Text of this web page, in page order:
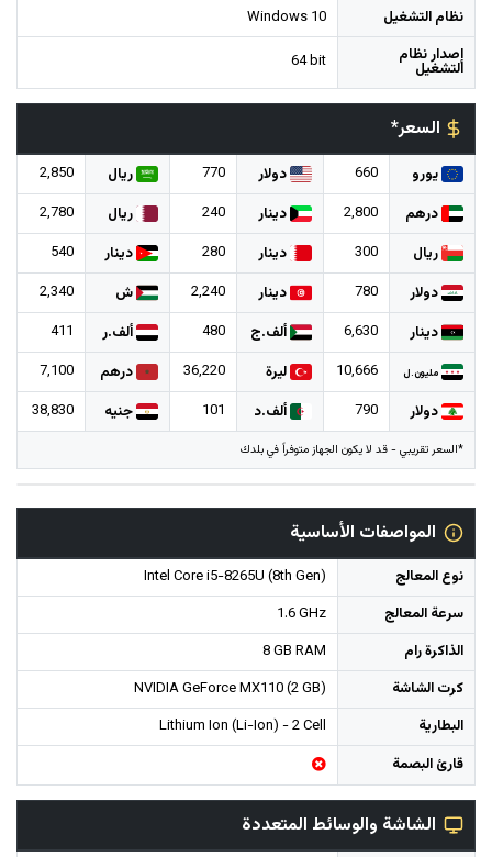
نظام التشغيل
Windows 10
إصدار نظام
التشغيل 64 bit
السعر*
يورو 660 دولار 770 ريال
2,850
درهم
2,800 دينار 240 ريال
2,780
ريال
300 دينار 280 دينار
540
دولار
780 دينار 2,240 ش
2,340
دينار
6,630 ألف.ج 480 ألف.ر 411
مليون.ل 10,666 ليرة 36,220 درهم
7,100
دولار
790 ألف.د 101 جنيه 38,830
*السعر تقريبي - قد لا يكون الجهاز متوفراً في بلدك
المواصفات الأساسية
نوع المعالج
Intel Core i5-8265U (8th Gen)
سرعة المعالج
1.6 GHz
الذاكرة رام
8 GB RAM
كرت الشاشة
NVIDIA GeForce MX110 (2 GB)
البطارية
Lithium Ion (Li-Ion) - 2 Cell
قارئ البصمة
الشاشة والوسائط المتعددة